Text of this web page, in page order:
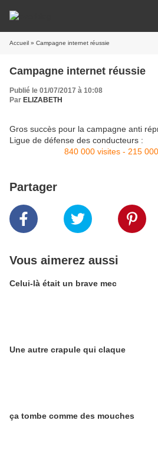
Accueil » Campagne internet réussie
Campagne internet réussie
Publié le 01/07/2017 à 10:08
Par ELIZABETH
Gros succès pour la campagne anti
Ligue de défense des conducteurs :
840 000 visites - 215
Partager
Vous aimerez aussi
Celui-là était un brave mec
Une autre crapule qui claque
ça tombe comme des mouches